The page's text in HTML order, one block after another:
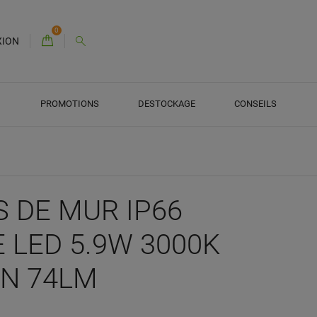
0
PROMOTIONS DESTOCKAGE CONSEILS
DE MUR IP66
LED 5.9W 3000K
74LM